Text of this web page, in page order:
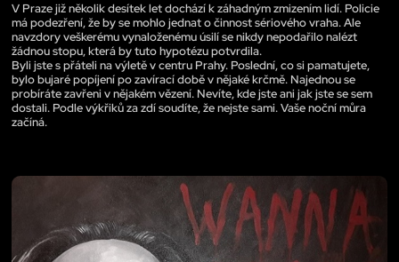
V Praze již několik desítek let dochází k záhadným zmizením lidí. Policie
má podezření, že by se mohlo jednat o činnost sériového vraha. Ale
navzdory veškerému vynaloženému úsilí se nikdy nepodařilo nalézt
žádnou stopu, která by tuto hypotézu potvrdila.
Byli jste s přáteli na výletě v centru Prahy. Poslední, co si pamatujete,
bylo bujaré popíjení po zavírací době v nějaké krčmě. Najednou se
probíráte zavřeni v nějakém vězení. Nevíte, kde jste ani jak jste se sem
dostali. Podle výkřiků za zdí soudíte, že nejste sami. Vaše noční můra
začíná.